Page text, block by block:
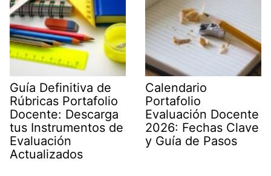
Guía Definitiva de
Rúbricas Portafolio
Docente: Descarga
tus Instrumentos de
Evaluación
Actualizados
Calendario
Portafolio
Evaluación Docente
2026: Fechas Clave
y Guía de Pasos